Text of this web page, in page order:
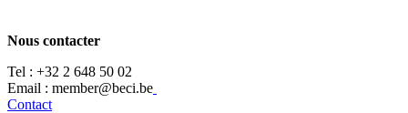
Nous contacter
Tel : +32 2 648 50 02​
​​Email : member@beci.be
Contact